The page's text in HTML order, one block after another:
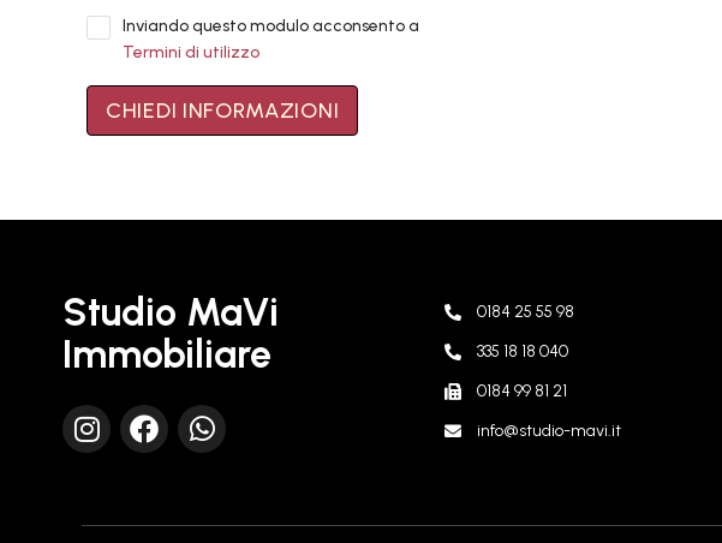
Inviando questo modulo acconsento a
Termini di utilizzo
CHIEDI INFORMAZIONI
Studio MaVi
Immobiliare
0184 25 55 98
335 18 18 040
0184 99 81 21
info@studio-mavi.it